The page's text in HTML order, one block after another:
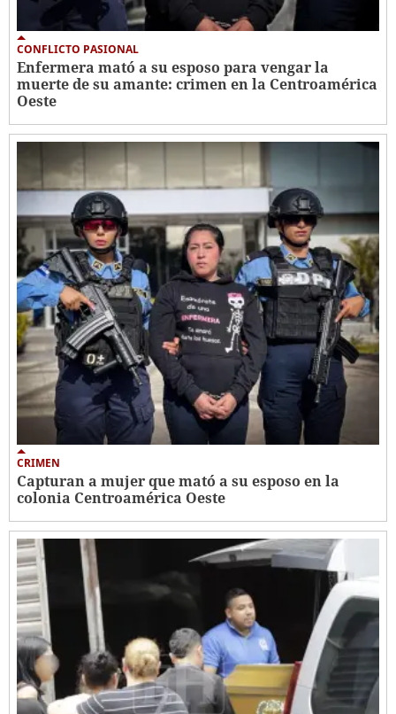
CONFLICTO PASIONAL
Enfermera mató a su esposo para vengar la
muerte de su amante: crimen en la Centroamérica
Oeste
CRIMEN
Capturan a mujer que mató a su esposo en la
colonia Centroamérica Oeste